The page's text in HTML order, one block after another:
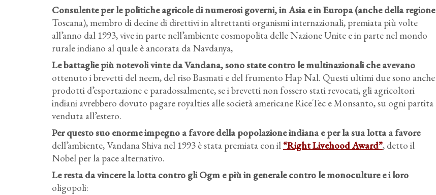
Consulente per le politiche agricole di numerosi governi, in Asia e in Europa (anche della regione
Toscana), membro di decine di direttivi in altrettanti organismi internazionali, premiata più volte
all’anno dal 1993, vive in parte nell’ambiente cosmopolita delle Nazione Unite e in parte nel mondo
rurale indiano al quale è ancorata da Navdanya,
Le battaglie più notevoli vinte da Vandana, sono state contro le multinazionali che avevano
ottenuto i brevetti del neem, del riso Basmati e del frumento Hap Nal. Questi ultimi due sono anche
prodotti d’esportazione e paradossalmente, se i brevetti non fossero stati revocati, gli agricoltori
indiani avrebbero dovuto pagare royalties alle società americane RiceTec e Monsanto, su ogni partita
venduta all’estero.
Per questo suo enorme impegno a favore della popolazione indiana e per la sua lotta a favore
dell’ambiente, Vandana Shiva nel 1993 è stata premiata con il “Right Livehood Award”, detto il
Nobel per la pace alternativo.
Le resta da vincere la lotta contro gli Ogm e più in generale contro le monoculture e i loro
oligopoli: